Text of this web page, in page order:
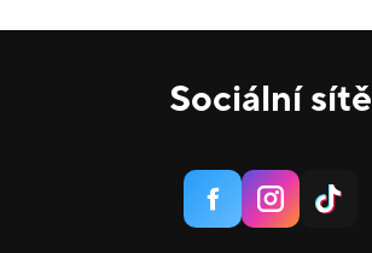
Sociální sítě